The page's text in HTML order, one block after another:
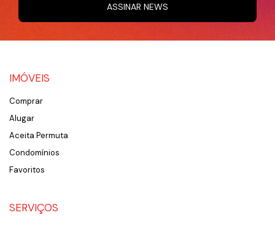
ASSINAR NEWS
IMÓVEIS
Comprar
Alugar
Aceita Permuta
Condomínios
Favoritos
SERVIÇOS